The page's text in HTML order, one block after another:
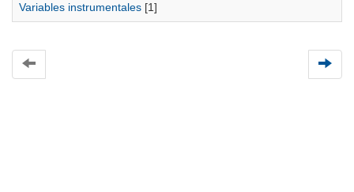
Variables instrumentales [1]